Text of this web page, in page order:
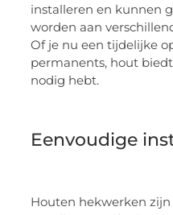
installeren en kunnen
worden aan
Of je nu een tijdelijke
permanents, hout
nodig hebt.
Eenvoudige
Houten hekwerken